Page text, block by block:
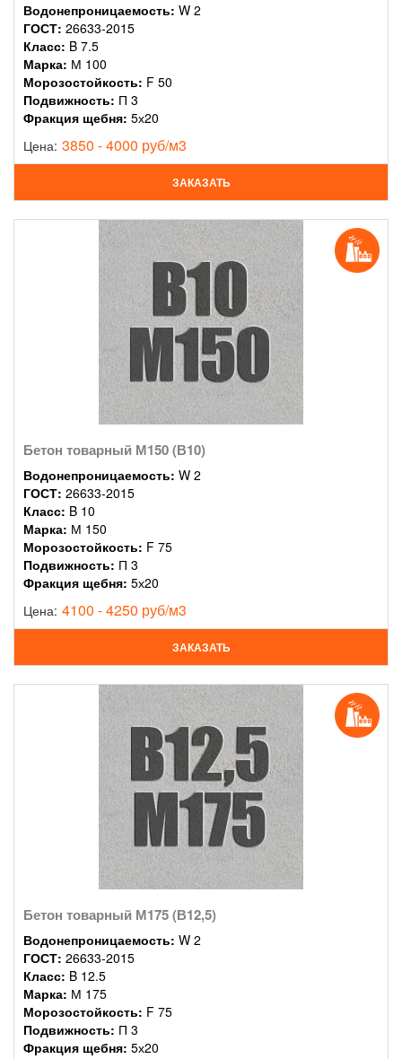
Водонепроницаемость: W 2
ГОСТ: 26633-2015
Класс: B 7.5
Марка: М 100
Морозостойкость: F 50
Подвижность: П 3
Фракция щебня: 5х20
Цена: 3850 - 4000 руб/м3
ЗАКАЗАТЬ
Бетон товарный М150 (В10)
Водонепроницаемость: W 2
ГОСТ: 26633-2015
Класс: B 10
Марка: М 150
Морозостойкость: F 75
Подвижность: П 3
Фракция щебня: 5х20
Цена: 4100 - 4250 руб/м3
ЗАКАЗАТЬ
Бетон товарный М175 (В12,5)
Водонепроницаемость: W 2
ГОСТ: 26633-2015
Класс: B 12.5
Марка: М 175
Морозостойкость: F 75
Подвижность: П 3
Фракция щебня: 5х20